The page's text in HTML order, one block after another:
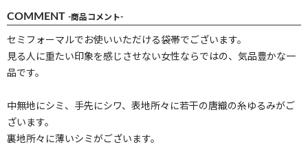
COMMENT -商品コメント-
セミフォーマルでお使いいただける袋帯でございます。
見る人に重たい印象を感じさせない女性ならではの、気品豊かな一
品です。
中無地にシミ、手先にシワ、表地所々に若干の唐織の糸ゆるみがご
ざいます。
裏地所々に薄いシミがございます。